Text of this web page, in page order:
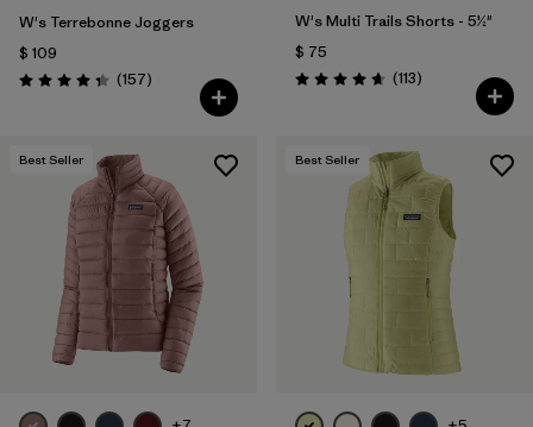
W's Terrebonne Joggers
$ 109
Valoración: 4.4 / 5
(157Comentarios
)
W's Multi Trails Shorts - 5½"
$ 75
Valoración: 4.7 / 5
(113Comentarios
)
Best Seller Best Seller